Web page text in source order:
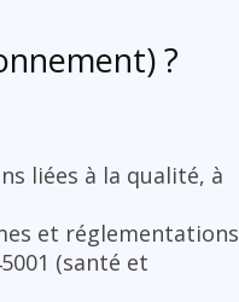
?
liées à la qualité, à
et réglementations
(santé et